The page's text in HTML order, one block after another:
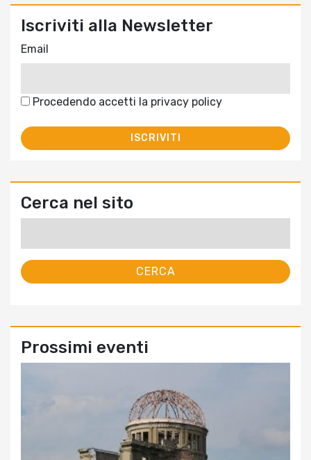
Iscriviti alla Newsletter
Email
Procedendo accetti la privacy policy
Cerca nel sito
Prossimi eventi